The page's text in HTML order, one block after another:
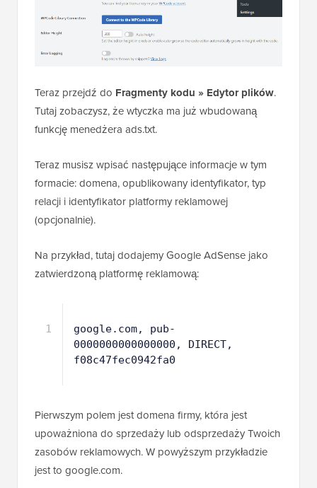
Teraz przejdź do Fragmenty kodu » Edytor plików.
Tutaj zobaczysz, że wtyczka ma już wbudowaną
funkcję menedżera ads.txt.
Teraz musisz wpisać następujące informacje w tym
formacie: domena, opublikowany identyfikator, typ
relacji i identyfikator platformy reklamowej
(opcjonalnie).
Na przykład, tutaj dodajemy Google AdSense jako
zatwierdzoną platformę reklamową:
1
google.com, pub-
0000000000000000, DIRECT,
f08c47fec0942fa0
Pierwszym polem jest domena firmy, która jest
upoważniona do sprzedaży lub odsprzedaży Twoich
zasobów reklamowych. W powyższym przykładzie
jest to google.com.